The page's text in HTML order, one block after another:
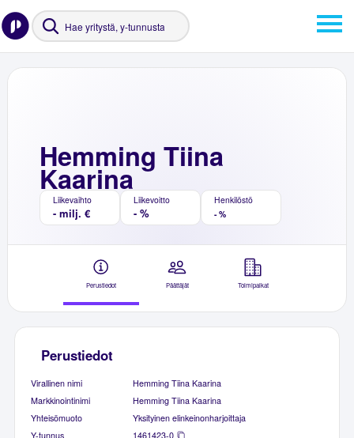
Hemming Tiina
Kaarina
Liikevaihto
- milj. €
Liikevoitto
- %
Henkilöstö
- %
Perustiedot Päättäjät Toimipaikat
Perustiedot
Virallinen nimi
Hemming Tiina Kaarina
Markkinointinimi
Hemming Tiina Kaarina
Yhteisömuoto
Yksityinen elinkeinonharjoittaja
Y-tunnus
1461423-0